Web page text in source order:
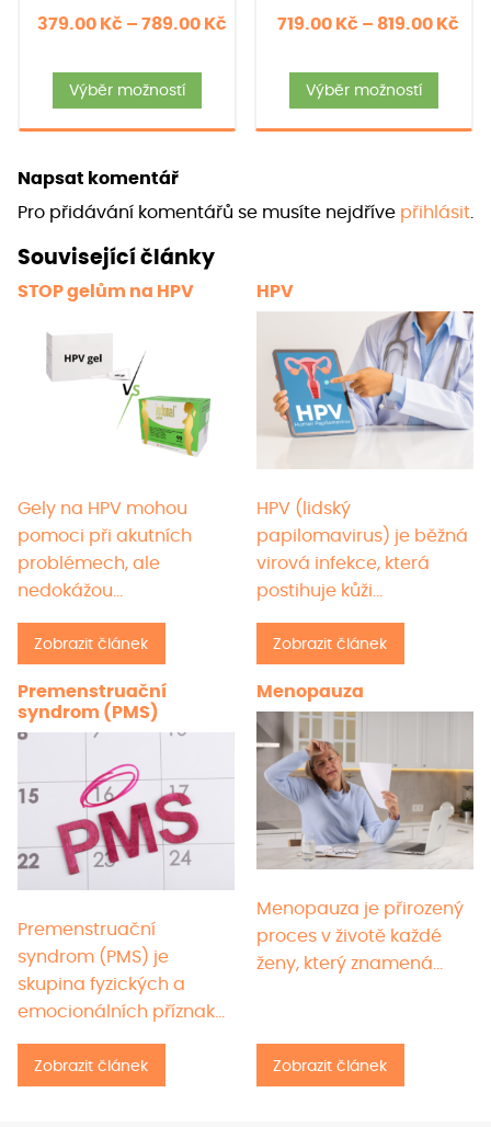
379.00 Kč – 789.00 KčRozpětí
379.00 Kč
789.00 Kč
Výběr možností
má
Možnosti
vybrat
produktu
719.00 Kč – 819.00 Kč
Výběr možností
má
Napsat komentář
Pro přidávání komentářů se musíte nejdříve přihlásit
Související články
STOP gelům na HPV
Gely na HPV mohou
pomoci při akutních
problémech, ale
nedokážou…
Zobrazit článek
HPV
HPV (lidský
papilomavirus) je běžná
virová infekce, která
postihuje kůži…
Zobrazit článek
Premenstruační
syndrom (PMS)
Premenstruační
syndrom (PMS) je
skupina fyzických a
emocionálních příznaků,
které…
Zobrazit článek
Menopauza
Menopauza je přirozený
proces v životě každé
ženy, který znamená…
Zobrazit článek